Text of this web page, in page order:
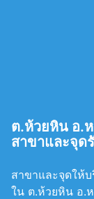
ต.ห้วยหิน อ.
สาขาและจุด
สาขาและจุดให้
ใน ต.ห้วยหิน อ.